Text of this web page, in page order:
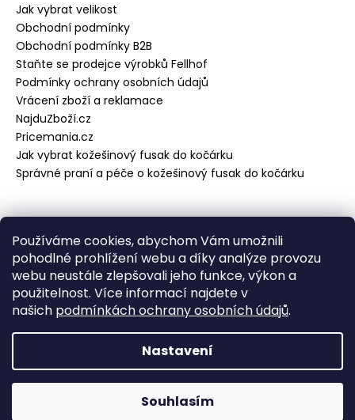
Používáme cookies, abychom Vám umožnili
pohodlné prohlížení webu a díky analýze provozu
webu neustále zlepšovali jeho funkce, výkon a
použitelnost. Více informací najdete v
našich podmínkách ochrany osobních údajů.
Nastavení
Souhlasím
Jak vybrat velikost
Obchodní podmínky
Obchodní podmínky B2B
Staňte se prodejce výrobků Fellhof
Podmínky ochrany osobních údajů
Vrácení zboží a reklamace
NajduZboží.cz
Pricemania.cz
Jak vybrat kožešinový fusak do kočárku
Správné praní a péče o kožešinový fusak do kočárku
Přijímáme online platby
Vytvořil Shoptet
Fell-Shop Praha
Odstoupit od smlouvy